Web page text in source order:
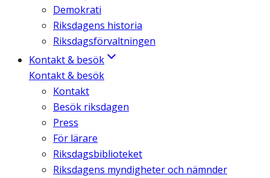
Demokrati
Riksdagens historia
Riksdagsförvaltningen
Kontakt & besök
Kontakt & besök
Kontakt
Besök riksdagen
Press
För lärare
Riksdagsbiblioteket
Riksdagens myndigheter och nämnder